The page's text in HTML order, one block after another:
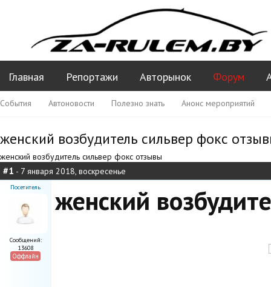
Главная Репортажи Авторынок Форум
Ваши вопросы ПДД
События Автоновости Полезно знать Анонс мероприятий
женский возбудитель сильвер фокс
женский возбудитель сильвер фокс отзывы
#1 - 7 января 2018, воскресенье
Посетитель
Сообщений:
13608
Оффлайн
женский